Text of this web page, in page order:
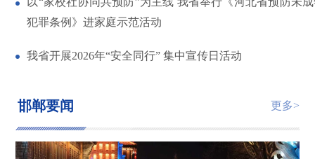
犯罪条例》进家庭示范活动
我省开展2026年“安全同行” 集中宣传日活动
邯郸要闻 更多>